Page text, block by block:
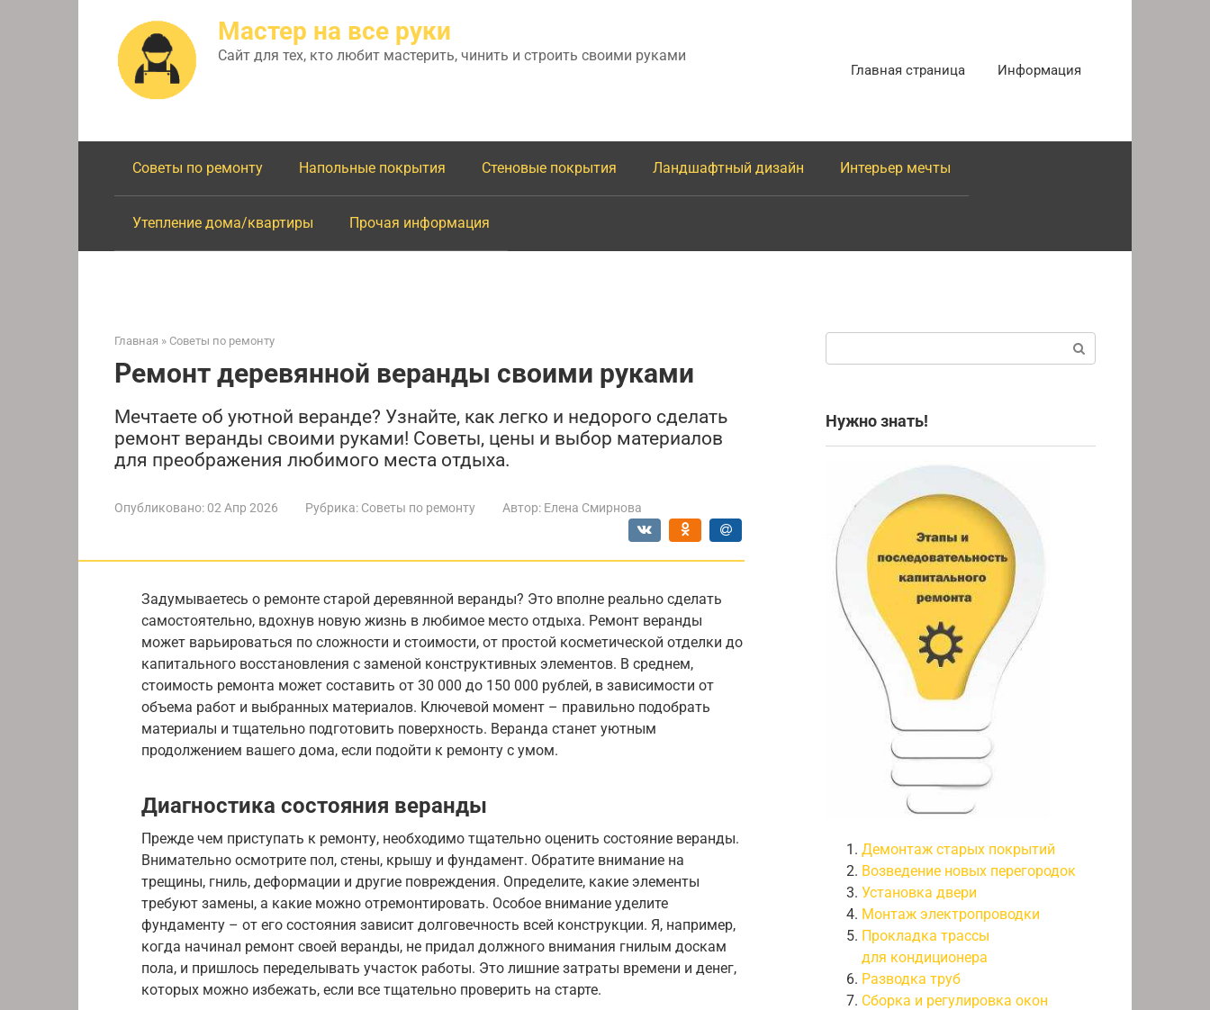
Мастер на все руки
Сайт для тех, кто любит мастерить, чинить и строить своими руками
Главная страница Информация
Советы по ремонту Напольные покрытия Стеновые покрытия Ландшафтный дизайн Интерьер мечты
Утепление дома/квартиры Прочая информация
Главная » Советы по ремонту
Ремонт деревянной веранды своими руками
Мечтаете об уютной веранде? Узнайте, как легко и недорого сделать
ремонт веранды своими руками! Советы, цены и выбор материалов
для преображения любимого места отдыха.
Опубликовано: 02 Апр 2026 Рубрика: Советы по ремонту Автор: Елена Смирнова
Задумываетесь о ремонте старой деревянной веранды? Это вполне реально сделать
самостоятельно, вдохнув новую жизнь в любимое место отдыха. Ремонт веранды
может варьироваться по сложности и стоимости, от простой косметической отделки до
капитального восстановления с заменой конструктивных элементов. В среднем,
стоимость ремонта может составить от 30 000 до 150 000 рублей, в зависимости от
объема работ и выбранных материалов. Ключевой момент – правильно подобрать
материалы и тщательно подготовить поверхность. Веранда станет уютным
продолжением вашего дома, если подойти к ремонту с умом.
Диагностика состояния веранды
Прежде чем приступать к ремонту, необходимо тщательно оценить состояние веранды.
Внимательно осмотрите пол, стены, крышу и фундамент. Обратите внимание на
трещины, гниль, деформации и другие повреждения. Определите, какие элементы
требуют замены, а какие можно отремонтировать. Особое внимание уделите
фундаменту – от его состояния зависит долговечность всей конструкции. Я, например,
когда начинал ремонт своей веранды, не придал должного внимания гнилым доскам
пола, и пришлось переделывать участок работы. Это лишние затраты времени и денег,
которых можно избежать, если все тщательно проверить на старте.
Нужно знать!
Демонтаж старых покрытий
Возведение новых перегородок
Установка двери
Монтаж электропроводки
Прокладка трассы
для кондиционера
Разводка труб
Сборка и регулировка окон